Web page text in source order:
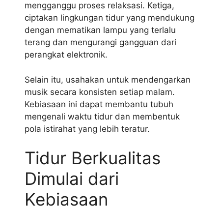
mengganggu proses relaksasi. Ketiga,
ciptakan lingkungan tidur yang mendukung
dengan mematikan lampu yang terlalu
terang dan mengurangi gangguan dari
perangkat elektronik.
Selain itu, usahakan untuk mendengarkan
musik secara konsisten setiap malam.
Kebiasaan ini dapat membantu tubuh
mengenali waktu tidur dan membentuk
pola istirahat yang lebih teratur.
Tidur Berkualitas
Dimulai dari
Kebiasaan